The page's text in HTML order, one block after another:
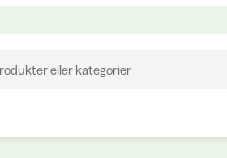
eller kategorier